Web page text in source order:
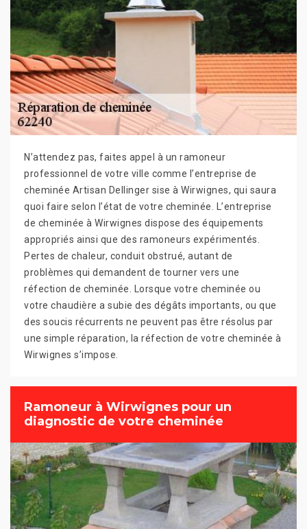
N’attendez pas, faites appel à un ramoneur
professionnel de votre ville comme l’entreprise de
cheminée Artisan Dellinger sise à Wirwignes, qui saura
quoi faire selon l’état de votre cheminée. L’entreprise
de cheminée à Wirwignes dispose des équipements
appropriés ainsi que des ramoneurs expérimentés.
Pertes de chaleur, conduit obstrué, autant de
problèmes qui demandent de tourner vers une
réfection de cheminée. Lorsque votre cheminée ou
votre chaudière a subie des dégâts importants, ou que
des soucis récurrents ne peuvent pas être résolus par
une simple réparation, la réfection de votre cheminée à
Wirwignes s’impose.
Ramoneur à Wirwignes pour un
diagnostic de votre cheminée